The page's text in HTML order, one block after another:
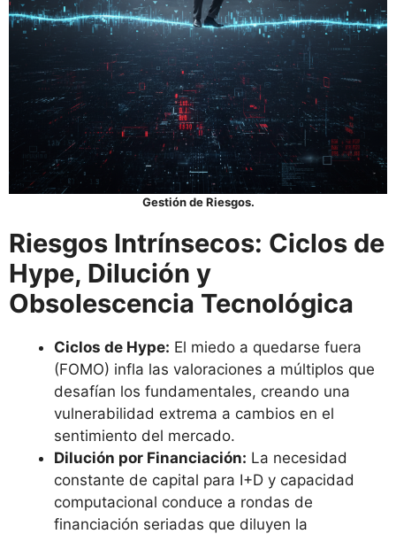
Gestión de Riesgos.
Riesgos Intrínsecos: Ciclos de
Hype, Dilución y
Obsolescencia Tecnológica
Ciclos de Hype: El miedo a quedarse fuera
(FOMO) infla las valoraciones a múltiplos que
desafían los fundamentales, creando una
vulnerabilidad extrema a cambios en el
sentimiento del mercado.
Dilución por Financiación: La necesidad
constante de capital para I+D y capacidad
computacional conduce a rondas de
financiación seriadas que diluyen la